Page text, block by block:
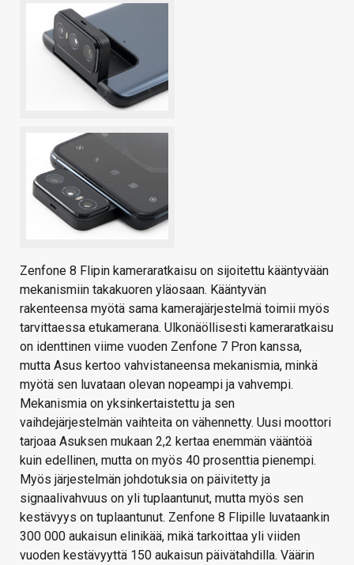
Zenfone 8 Flipin kameraratkaisu on sijoitettu kääntyvään
mekanismiin takakuoren yläosaan. Kääntyvän
rakenteensa myötä sama kamerajärjestelmä toimii myös
tarvittaessa etukamerana. Ulkonäöllisesti kameraratkaisu
on identtinen viime vuoden Zenfone 7 Pron kanssa,
mutta Asus kertoo vahvistaneensa mekanismia, minkä
myötä sen luvataan olevan nopeampi ja vahvempi.
Mekanismia on yksinkertaistettu ja sen
vaihdejärjestelmän vaihteita on vähennetty. Uusi moottori
tarjoaa Asuksen mukaan 2,2 kertaa enemmän vääntöä
kuin edellinen, mutta on myös 40 prosenttia pienempi.
Myös järjestelmän johdotuksia on päivitetty ja
signaalivahvuus on yli tuplaantunut, mutta myös sen
kestävyys on tuplaantunut. Zenfone 8 Flipille luvataankin
300 000 aukaisun elinikää, mikä tarkoittaa yli viiden
vuoden kestävyyttä 150 aukaisun päivätahdilla. Väärin